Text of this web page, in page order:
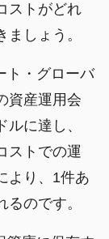
ストがどれ
しょう。
ト・グローバ
資産運用会
に達し、
ストでの運
より、1件あ
のです。